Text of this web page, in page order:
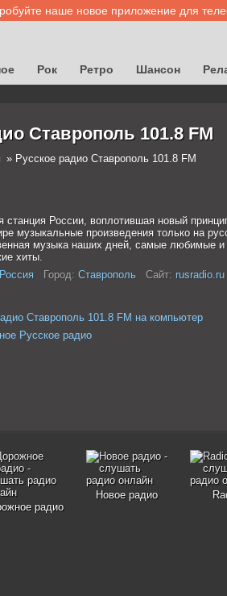
наше новое приложение для
Рок Ретро Шансон
Ставрополь 101.8 FM
Русское радио Ставрополь 101.8 FM
станция России, воплотившая новый
музыкальные произведения только на
музыка наших дней, самые любимые и
хиты.
Россия Город: Ставрополь Сайт: rusradio.ru
Ставрополь 101.8 FM на компьютер
Русское радио
радио
Новое радио